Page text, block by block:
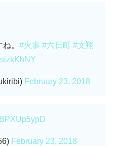
。 #火事 #六日町 #文翔
February 23, 2018
February 23, 2018